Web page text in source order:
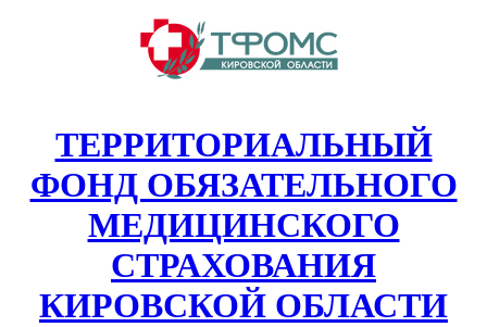
ТЕРРИТОРИАЛЬНЫЙ
ФОНД ОБЯЗАТЕЛЬНОГО
МЕДИЦИНСКОГО
СТРАХОВАНИЯ
КИРОВСКОЙ ОБЛАСТИ